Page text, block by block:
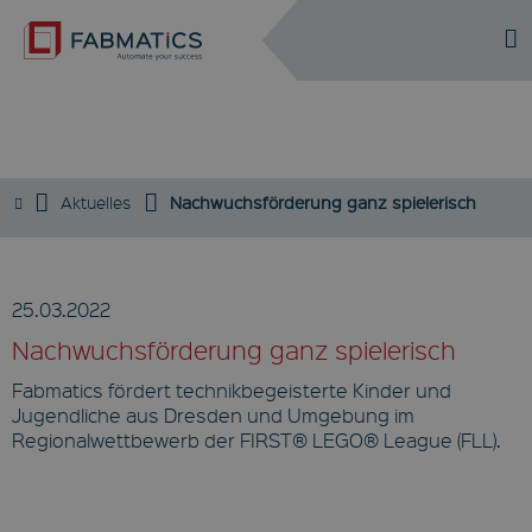
DE
Aktuelles Nachwuchsförderung ganz spielerisch
25.03.2022
Nachwuchsförderung ganz spielerisch
Fabmatics fördert technikbegeisterte Kinder und
Jugendliche aus Dresden und Umgebung im
Regionalwettbewerb der FIRST® LEGO® League (FLL).